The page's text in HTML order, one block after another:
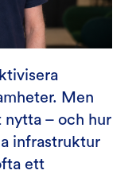
Men
nytta – och hur
infrastruktur
ett